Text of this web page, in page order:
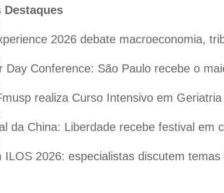
Destaques
2026 debate macroeconomia,
Day Conference: São Paulo recebe o
realiza Curso Intensivo em
da China: Liberdade recebe festival em
ILOS 2026: especialistas discutem